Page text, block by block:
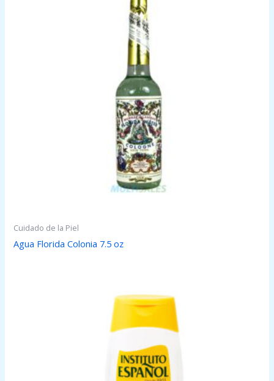
Cuidado de la Piel
Agua Florida Colonia 7.5 oz